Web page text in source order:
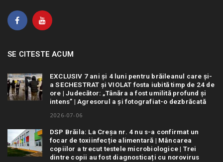
SE CITESTE ACUM
EXCLUSIV 7 ani și 4 luni pentru brăileanul care și-
a SECHESTRAT și VIOLAT fosta iubită timp de 24 de
ore | Judecător: „Tânăra a fost umilită profund și
intens” | Agresorul a și fotografiat-o dezbrăcată
2026-07-06
DSP Brăila: La Creșa nr. 4 nu s-a confirmat un
focar de toxiinfecție alimentară | Mâncarea
copiilor a trecut testele microbiologice | Trei
dintre copii au fost diagnosticați cu norovirus